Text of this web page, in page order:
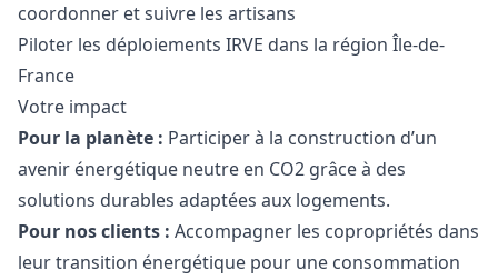
coordonner et suivre les artisans
Piloter les déploiements IRVE dans la région Île-de-
France
Votre impact
Pour la planète : Participer à la construction d’un
avenir énergétique neutre en CO2 grâce à des
solutions durables adaptées aux logements.
Pour nos clients : Accompagner les copropriétés dans
leur transition énergétique pour une consommation